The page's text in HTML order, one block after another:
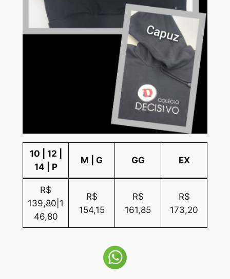
10 | 12 |
14 | P
M | G GG EX
R$
139,80|1
46,80
R$
154,15
R$
161,85
R$
173,20